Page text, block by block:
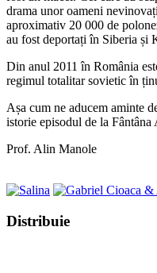
drama unor oameni
aproximativ 20 000 de
au fost deportați în Siberia și
Din anul 2011 în România
regimul totalitar sovietic în
Așa cum ne aducem aminte
istorie episodul de la Fântâna
Prof. Alin Manole
DistribuieShare